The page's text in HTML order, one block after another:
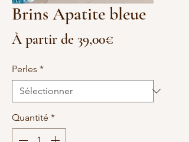
Brins Apatite bleue
À partir de 39,00€
Perles *
Quantité *